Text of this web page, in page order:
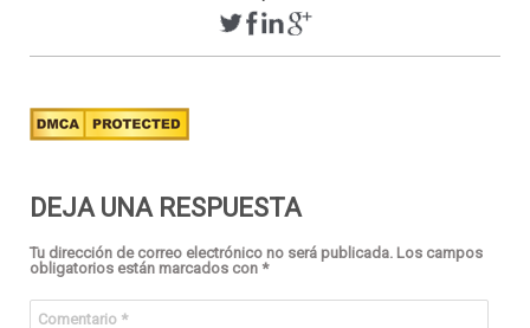
DEJA UNA RESPUESTA
Tu dirección de correo electrónico no será publicada. Los campos
obligatorios están marcados con *
Comentario *